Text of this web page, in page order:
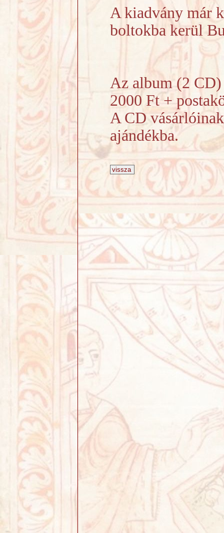
A kiadvány már
boltokba kerül
Az album (2
2000 Ft +
A CD
ajándékba.